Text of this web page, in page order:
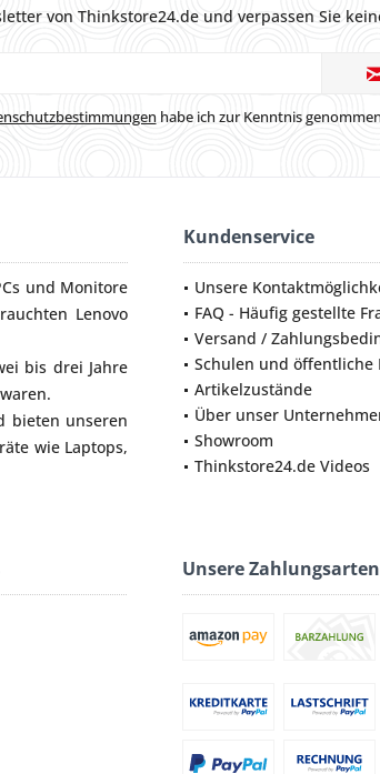
von Thinkstore24.de und verpassen Sie
habe ich zur Kenntnis
und Monitore
Lenovo
bis drei Jahre
bieten unseren
wie Laptops,
Kundenservice
Unsere
FAQ - Häufig gestellte
Versand /
Schulen und öffentliche
Artikelzustände
Über unser
Showroom
Thinkstore24.de Videos
Unsere Zahlungsarten